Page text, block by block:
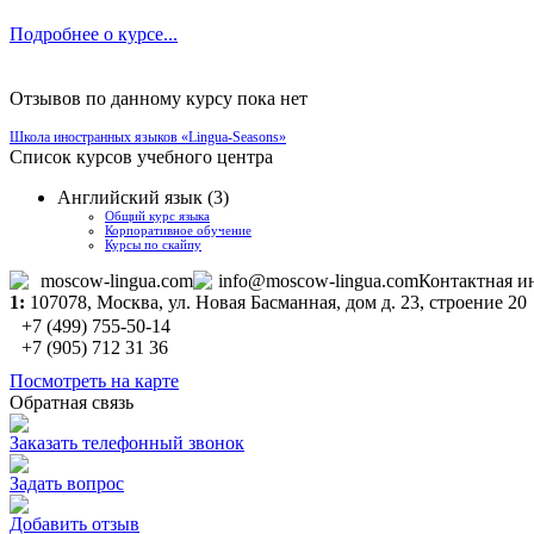
Подробнее о курсе...
Отзывов по данному курсу пока нет
Школа иностранных языков «Lingua-Seasons»
Список курсов учебного центра
Английский язык (3)
Общий курс языка
Корпоративное обучение
Курсы по скайпу
moscow-lingua.com info@moscow-lingua.comКонтактная
1: 107078, Москва, ул. Новая Басманная, дом д. 23, строение 20
+7 (499) 755-50-14
+7 (905) 712 31 36
Посмотреть на карте
Обратная связь
Заказать телефонный звонок
Задать вопрос
Добавить отзыв